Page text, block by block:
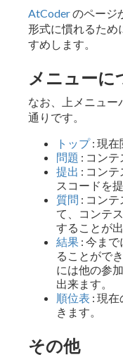
AtCoderのページ
形式に慣れるため
すめします。
メニューに
なお、上メニュー
通りです。
トップ: 現在
問題 : コンテ
提出 : コン
スコードを
質問 : コン
て、コンテ
することが出
結果 : 今ま
ることがで
には他の参
出来ます。
順位表 : 現
きます。
その他